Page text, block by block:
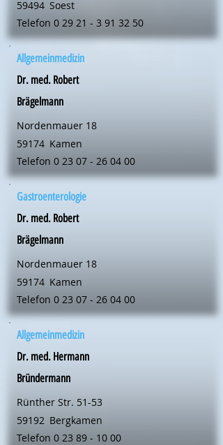
59494 Soest
Telefon 0 29 21 - 3 91 32 50
Allgemeinmedizin
Dr. med. Robert
Brägelmann
Nordenmauer 18
59174 Kamen
Telefon 0 23 07 - 26 04 00
Gastroenterologie
Dr. med. Robert
Brägelmann
Nordenmauer 18
59174 Kamen
Telefon 0 23 07 - 26 04 00
Allgemeinmedizin
Dr. med. Hermann
Bründermann
Rünther Str. 51-53
59192 Bergkamen
Telefon 0 23 89 - 10 00